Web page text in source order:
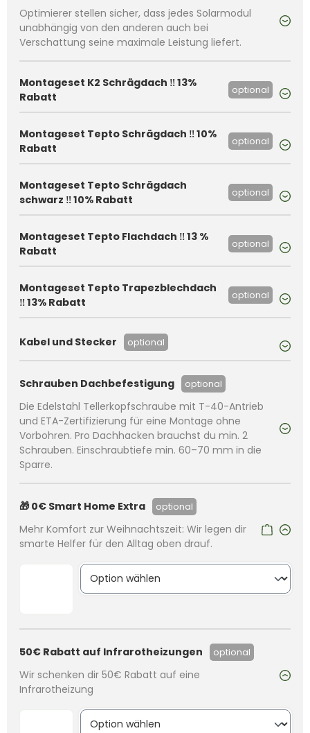
Optimierer stellen sicher, dass jedes Solarmodul
unabhängig von den anderen auch bei
Verschattung seine maximale Leistung liefert.
Montageset K2 Schrägdach ‼️ 13%
Rabatt
optional
Montageset Tepto Schrägdach ‼️ 10%
Rabatt
optional
Montageset Tepto Schrägdach
schwarz ‼️ 10% Rabatt
optional
Montageset Tepto Flachdach ‼️ 13 %
Rabatt
optional
Montageset Tepto Trapezblechdach
‼️ 13% Rabatt
optional
Kabel und Stecker optional
Schrauben Dachbefestigung optional
Die Edelstahl Tellerkopfschraube mit T-40-Antrieb
und ETA-Zertifizierung für eine Montage ohne
Vorbohren. Pro Dachhacken brauchst du min. 2
Schrauben. Einschraubtiefe min. 60–70 mm in die
Sparre.
🎁 0€ Smart Home Extra optional
Mehr Komfort zur Weihnachtszeit: Wir legen dir
smarte Helfer für den Alltag oben drauf.
50€ Rabatt auf Infrarotheizungen optional
Wir schenken dir 50€ Rabatt auf eine
Infrarotheizung